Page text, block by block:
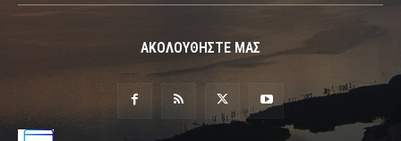
ΑΚΟΛΟΥΘΗΣΤΕ ΜΑΣ